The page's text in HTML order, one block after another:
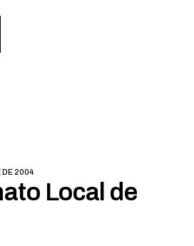
DE 2004
Local de